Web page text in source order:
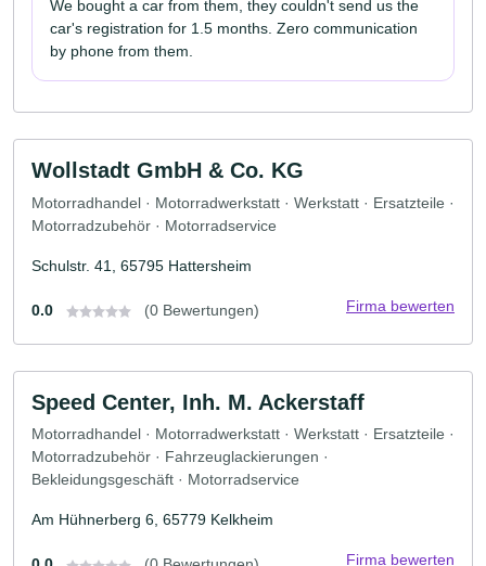
We bought a car from them, they couldn't send us the
car's registration for 1.5 months. Zero communication
by phone from them.
Wollstadt GmbH & Co. KG
Motorradhandel · Motorradwerkstatt · Werkstatt · Ersatzteile ·
Motorradzubehör · Motorradservice
Schulstr. 41, 65795 Hattersheim
0.0 (0 Bewertungen) Firma bewerten
Speed Center, Inh. M. Ackerstaff
Motorradhandel · Motorradwerkstatt · Werkstatt · Ersatzteile ·
Motorradzubehör · Fahrzeuglackierungen ·
Bekleidungsgeschäft · Motorradservice
Am Hühnerberg 6, 65779 Kelkheim
Firma bewerten